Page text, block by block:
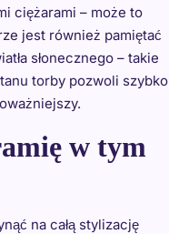
ciężarami – może to
jest również pamiętać
słonecznego – takie
torby pozwoli szybko
w tym
na całą stylizację